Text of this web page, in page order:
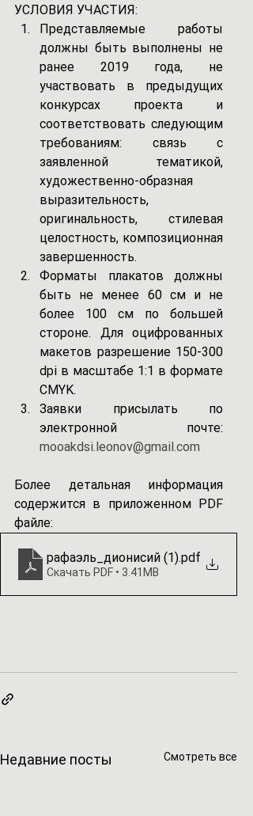
УСЛОВИЯ УЧАСТИЯ:
Представляемые работы
должны быть выполнены не
ранее 2019 года, не
участвовать в предыдущих
конкурсах проекта и
соответствовать следующим
требованиям: связь с
заявленной тематикой,
художественно-образная
выразительность,
оригинальность, стилевая
целостность, композиционная
завершенность.
Форматы плакатов должны
быть не менее 60 см и не
более 100 см по большей
стороне. Для оцифрованных
макетов разрешение 150-300
dpi в масштабе 1:1 в формате
CMYK.
Заявки присылать по
mooakdsi.leonov@gmail.com
Более детальная информация
содержится в приложенном PDF
файле:
рафаэль_дионисий (1).pdf
Скачать PDF • 3.41MB
Недавние посты Смотреть все